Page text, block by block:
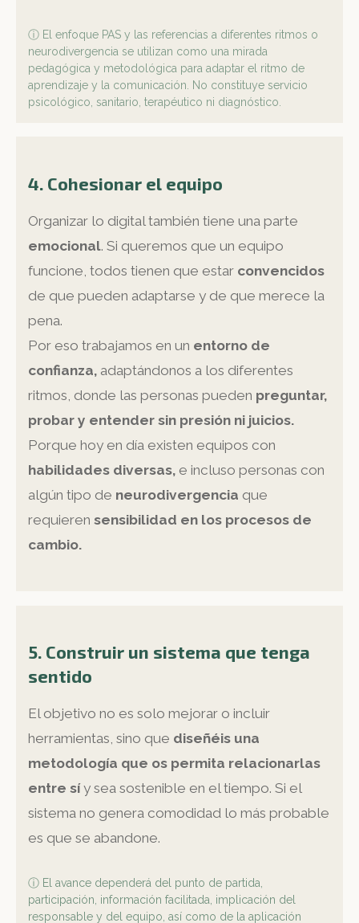
ⓘ El enfoque PAS y las referencias a diferentes ritmos o
neurodivergencia se utilizan como una mirada
pedagógica y metodológica para adaptar el ritmo de
aprendizaje y la comunicación. No constituye servicio
psicológico, sanitario, terapéutico ni diagnóstico.
4. Cohesionar el equipo
Organizar lo digital también tiene una parte
emocional. Si queremos que un equipo
funcione, todos tienen que estar convencidos
de que pueden adaptarse y de que merece la
pena.
Por eso trabajamos en un entorno de
confianza, adaptándonos a los diferentes
ritmos, donde las personas pueden preguntar,
probar y entender sin presión ni juicios.
Porque hoy en día existen equipos con
habilidades diversas, e incluso personas con
algún tipo de neurodivergencia que
requieren sensibilidad en los procesos de
cambio.
5. Construir un sistema que tenga
sentido
El objetivo no es solo mejorar o incluir
herramientas, sino que diseñéis una
metodología que os permita relacionarlas
entre síy sea sostenible en el tiempo. Si el
sistema no genera comodidad lo más probable
es que se abandone.
ⓘ El avance dependerá del punto de partida,
participación, información facilitada, implicación del
responsable y del equipo, así como de la aplicación